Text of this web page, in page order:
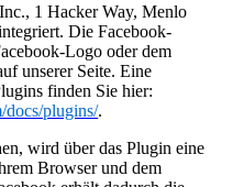
1 Hacker Way, Menlo
Die Facebook-
Logo oder dem
unserer Seite. Eine
finden Sie hier:
docs/plugins/.
wird über das Plugin eine
Browser und dem